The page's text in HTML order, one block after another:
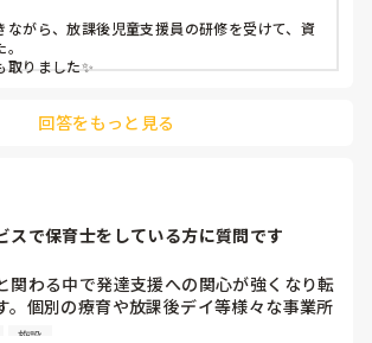
ながら、放課後児童支援員の研修を受けて、資
取りました✨
回答をもっと見る
スで保育士をしている方に質問です
関わる中で発達支援への関心が強くなり転
。個別の療育や放課後デイ等様々な事業所
れぞれ良いところや大変なところ等、教え
施設